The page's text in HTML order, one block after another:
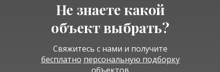
Не знаете какой
объект выбрать?
Свяжитесь с нами и получите
бесплатно персональную подборку